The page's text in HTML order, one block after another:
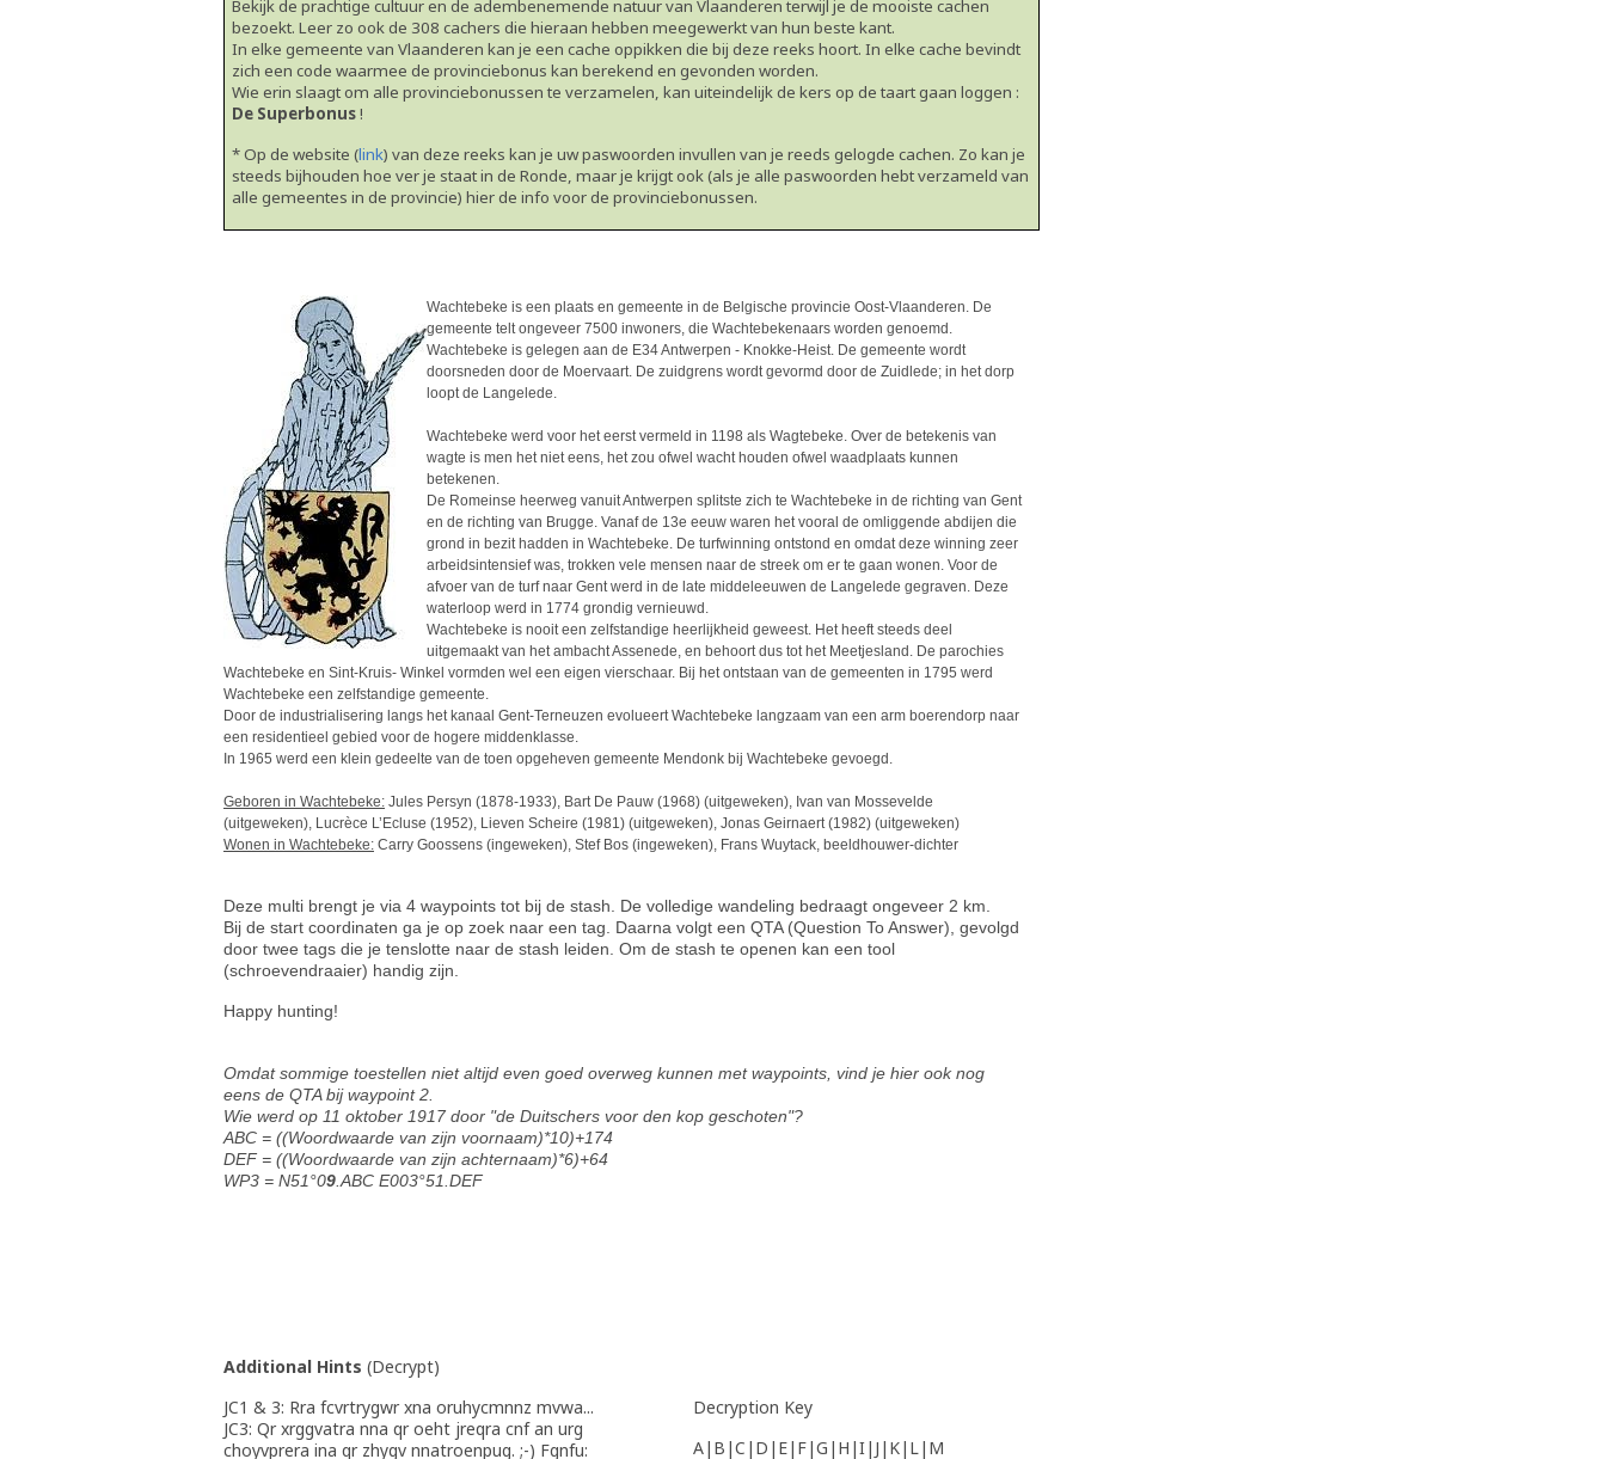
Bekijk de prachtige cultuur en de adembenemende natuur van Vlaanderen terwijl je de mooiste cachen
bezoekt. Leer zo ook de 308 cachers die hieraan hebben meegewerkt van hun beste kant.
In elke gemeente van Vlaanderen kan je een cache oppikken die bij deze reeks hoort. In elke cache bevindt
zich een code waarmee de provinciebonus kan berekend en gevonden worden.
Wie erin slaagt om alle provinciebonussen te verzamelen, kan uiteindelijk de kers op de taart gaan loggen :
De Superbonus!
* Op de website (link) van deze reeks kan je uw paswoorden invullen van je reeds gelogde cachen. Zo kan je
steeds bijhouden hoe ver je staat in de Ronde, maar je krijgt ook (als je alle paswoorden hebt verzameld van
alle gemeentes in de provincie) hier de info voor de provinciebonussen.
Wachtebeke is een plaats en gemeente in de Belgische provincie Oost-Vlaanderen. De
gemeente telt ongeveer 7500 inwoners, die Wachtebekenaars worden genoemd.
Wachtebeke is gelegen aan de E34 Antwerpen - Knokke-Heist. De gemeente wordt
doorsneden door de Moervaart. De zuidgrens wordt gevormd door de Zuidlede; in het dorp
loopt de Langelede.
Wachtebeke werd voor het eerst vermeld in 1198 als Wagtebeke. Over de betekenis van
wagte is men het niet eens, het zou ofwel wacht houden ofwel waadplaats kunnen
betekenen.
De Romeinse heerweg vanuit Antwerpen splitste zich te Wachtebeke in de richting van Gent
en de richting van Brugge. Vanaf de 13e eeuw waren het vooral de omliggende abdijen die
grond in bezit hadden in Wachtebeke. De turfwinning ontstond en omdat deze winning zeer
arbeidsintensief was, trokken vele mensen naar de streek om er te gaan wonen. Voor de
afvoer van de turf naar Gent werd in de late middeleeuwen de Langelede gegraven. Deze
waterloop werd in 1774 grondig vernieuwd.
Wachtebeke is nooit een zelfstandige heerlijkheid geweest. Het heeft steeds deel
uitgemaakt van het ambacht Assenede, en behoort dus tot het Meetjesland. De parochies
Wachtebeke en Sint-Kruis- Winkel vormden wel een eigen vierschaar. Bij het ontstaan van de gemeenten in 1795 werd
Wachtebeke een zelfstandige gemeente.
Door de industrialisering langs het kanaal Gent-Terneuzen evolueert Wachtebeke langzaam van een arm boerendorp naar
een residentieel gebied voor de hogere middenklasse.
In 1965 werd een klein gedeelte van de toen opgeheven gemeente Mendonk bij Wachtebeke gevoegd.
Geboren in Wachtebeke: Jules Persyn (1878-1933), Bart De Pauw (1968) (uitgeweken), Ivan van Mossevelde
(uitgeweken), Lucrèce L’Ecluse (1952), Lieven Scheire (1981) (uitgeweken), Jonas Geirnaert (1982) (uitgeweken)
Wonen in Wachtebeke: Carry Goossens (ingeweken), Stef Bos (ingeweken), Frans Wuytack, beeldhouwer-dichter
Deze multi brengt je via 4 waypoints tot bij de stash. De volledige wandeling bedraagt ongeveer 2 km.
Bij de start coordinaten ga je op zoek naar een tag. Daarna volgt een QTA (Question To Answer), gevolgd
door twee tags die je tenslotte naar de stash leiden. Om de stash te openen kan een tool
(schroevendraaier) handig zijn.
Happy hunting!
Omdat sommige toestellen niet altijd even goed overweg kunnen met waypoints, vind je hier ook nog
eens de QTA bij waypoint 2.
Wie werd op 11 oktober 1917 door "de Duitschers voor den kop geschoten"?
ABC = ((Woordwaarde van zijn voornaam)*10)+174
DEF = ((Woordwaarde van zijn achternaam)*6)+64
WP3 = N51°09 .ABC E003°51.DEF
Additional Hints (Decrypt)
JC1 & 3: Rra fcvrtrygwr xna oruhycmnnz mvwa...
JC3: Qr xrggvatra nna qr oeht jreqra cnf an urg
choyvprera ina qr zhygv nnatroenpug. ;-) Fgnfu:
Decryption Key
A|B|C|D|E|F|G|H|I|J|K|L|M